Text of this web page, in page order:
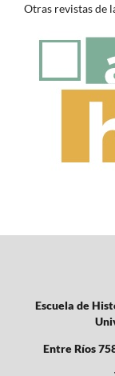
Otras revistas de
Escuela de
Entre Ríos